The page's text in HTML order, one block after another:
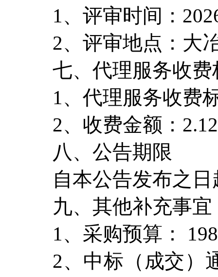
1、评审时间：
2、评审地点：大
七、代理服务收
1、代理服务收费
2、收费金额：
八、公告期限
自本公告发布之
九、其他补充事宜
1、采购预算：
2、中标（成交）